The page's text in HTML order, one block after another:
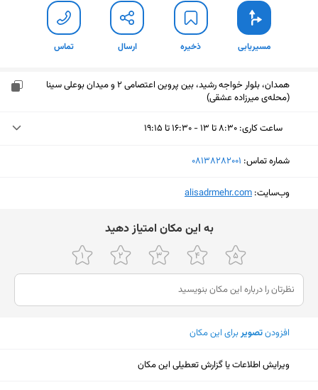
مسیریابی ذخیره ارسال تماس
همدان، بلوار خواجه رشید، بین پروین اعتصامی 2 و میدان بوعلی سینا
(محله‌ی میرزاده عشقی)
ساعت کاری: ۸:۳۰ تا ۱۳ - ۱۶:۳۰ تا ۱۹:۱۵
یکشنبه (امروز)
۸:۳۰ تا ۱۳ - ۱۶:۳۰ تا ۱۹:۱۵
پنجشنبه
۸:۳۰ تا ۱۳
جمعه
ثبت نشده
شنبه
شماره تماس: ‎08138282001
وب‌سایت: ‎alisadrmehr.com
ﺑﻪ اﯾﻦ ﻣﮑﺎن اﻣﺘﯿﺎز دﻫﯿﺪ
افزودنتصویربرای این مکان
ویرایش اطلاعات یا گزارش تعطیلی این مکان